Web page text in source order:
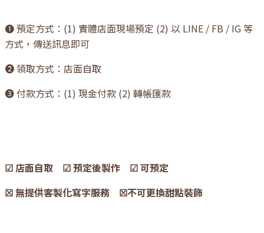
❶ 預定方式：(1) 實體店面現場預定 (2) 以 LINE / FB / IG 等
方式，傳送訊息即可
❷ 領取方式：店面自取
❸ 付款方式：(1) 現金付款 (2) 轉帳匯款
☑ 店面自取 ☑ 預定後製作 ☑ 可預定
☒ 無提供客製化寫字服務 ☒不可更換甜點裝飾